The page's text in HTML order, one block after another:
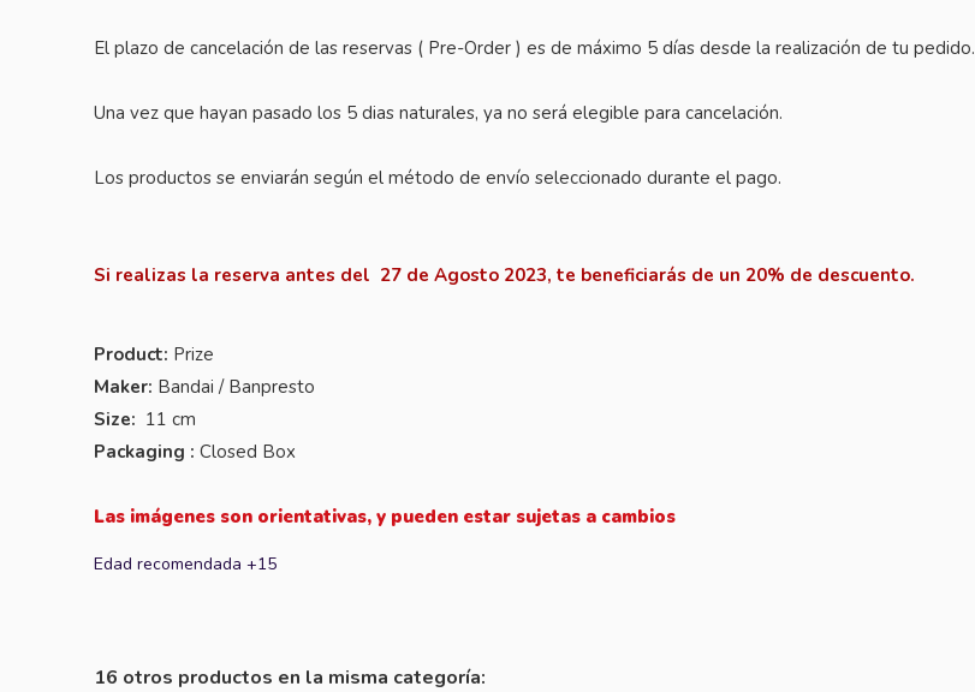
El plazo de cancelación de las reservas ( Pre-Order ) es de máximo 5 días desde la realización de tu pedido.
Una vez que hayan pasado los 5 dias naturales, ya no será elegible para cancelación.
Los productos se enviarán según el método de envío seleccionado durante el pago.
Si realizas la reserva antes del 27 de Agosto 2023, te beneficiarás de un 20% de descuento.
Product: Prize
Maker: Bandai / Banpresto
Size: 11 cm
Packaging : Closed Box
Las imágenes son orientativas, y pueden estar sujetas a cambios
Edad recomendada +15
16 otros productos en la misma categoría: